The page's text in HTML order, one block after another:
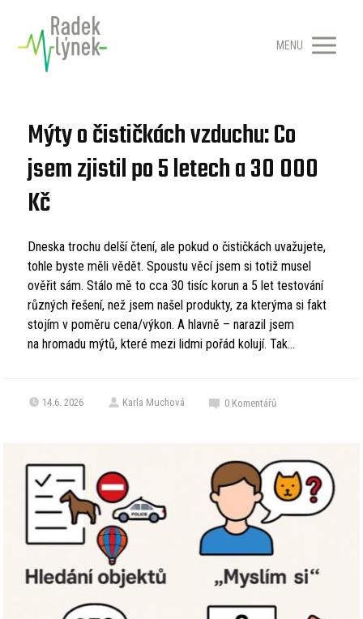
MENU
Mýty o čističkách vzduchu: Co
jsem zjistil po 5 letech a 30 000
Kč
Dneska trochu delší čtení, ale pokud o čističkách uvažujete,
tohle byste měli vědět. Spoustu věcí jsem si totiž musel
ověřit sám. Stálo mě to cca 30 tisíc korun a 5 let testování
různých řešení, než jsem našel produkty, za kterýma si fakt
stojím v poměru cena/výkon. A hlavně – narazil jsem
na hromadu mýtů, které mezi lidmi pořád kolují. Tak...
14.6. 2026 Karla Muchová 0 Komentářů